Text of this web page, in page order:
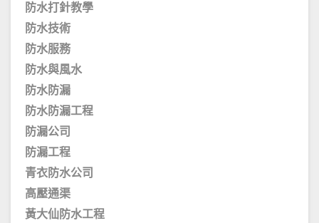
防水打針教學
防水技術
防水服務
防水與風水
防水防漏
防水防漏工程
防漏公司
防漏工程
青衣防水公司
高壓通渠
黃大仙防水工程